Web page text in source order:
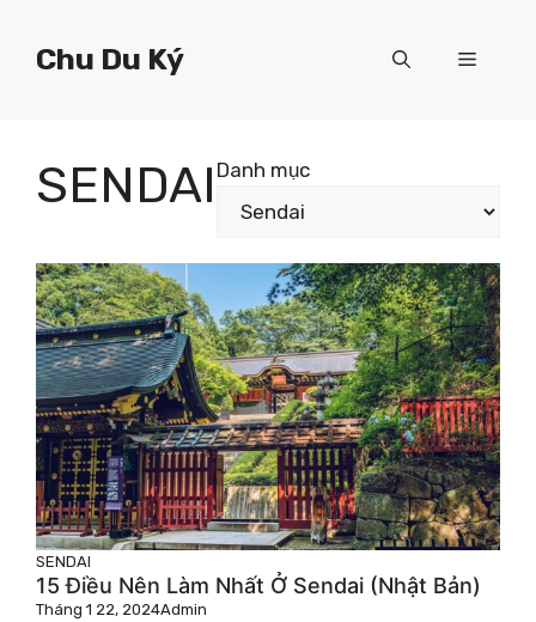
Chu Du Ký Menu
SENDAI Danh mục
SENDAI
15 Điều Nên Làm Nhất Ở Sendai (Nhật Bản)
Tháng 1 22, 2024Admin